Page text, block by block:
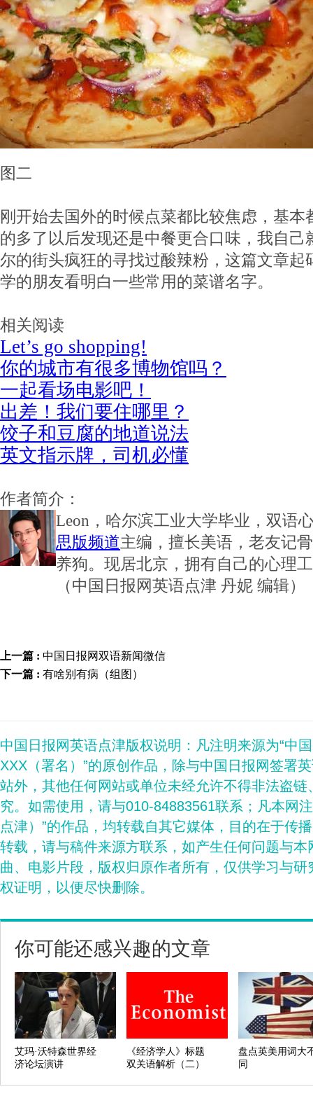
图二
刚开始去国外的时候点菜都比较焦虑，基本
的多了以后发现还是中餐更合口味，我自己
尔的街头疯狂的寻找过酸辣粉，这篇文章起
学的朋友看明白一些常用的菜谱名字。
相关阅读
Let’s go shopping!
你的城市有很多博物馆吗？
一起看场电影吧！
出差！我们要住哪里？
饺子和豆腐的地道说法
英文指示牌，司机必懂
作者简介：
Leon，哈尔滨工业大学毕业，双语
思版频道主编，擅长美语，老友记
养狗。现居北京，拥有自己的心理
（中国日报网英语点津 丹妮 编辑）
上一篇 : 中国日报网双语新闻微信
下一篇 : 有啥别有病（组图）
中国日报网英语点津版权说明：凡注明来源为“中
XXX（署名）”的原创作品，除与中国日报网签署
站外，其他任何网站或单位未经允许不得非法盗
究。如需使用，请与010-84883561联系；凡本网
点津）”的作品，均转载自其它媒体，目的在于传
转载，请与稿件来源方联系，如产生任何问题与
曲、电影片段，版权归原作者所有，仅供学习与
权证明，以便尽快删除。
你可能还感兴趣的文章
艾玛·沃特森世界经
济论坛演讲
《经济学人》标题
双关语解析（二）
盘点英美用词大
同